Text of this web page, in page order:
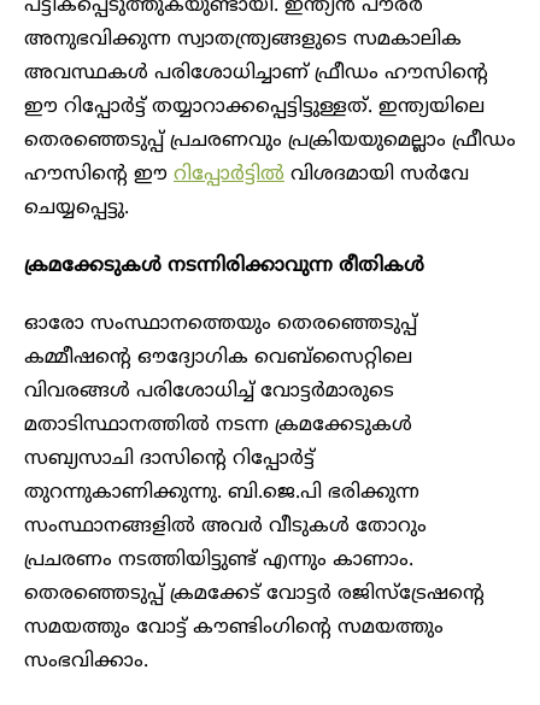
പട്ടികപ്പെടുത്തുകയുണ്ടായി. ഇന്ത്യൻ പൗരർ
അനുഭവിക്കുന്ന സ്വാതന്ത്ര്യങ്ങളുടെ സമകാലിക
അവസ്ഥകൾ പരിശോധിച്ചാണ് ഫ്രീഡം ഹൗസിന്റെ
ഈ റിപ്പോർട്ട് തയ്യാറാക്കപ്പെട്ടിട്ടുള്ളത്. ഇന്ത്യയിലെ
തെരഞ്ഞെടുപ്പ് പ്രചരണവും പ്രക്രിയയുമെല്ലാം ഫ്രീഡം
ഹൗസിന്റെ ഈ റിപ്പോർട്ടിൽ വിശദമായി സർവേ
ചെയ്യപ്പെട്ടു.
ക്രമക്കേടുകൾ നടന്നിരിക്കാവുന്ന രീതികൾ
ഓരോ സംസ്ഥാനത്തെയും തെരഞ്ഞെടുപ്പ്
കമ്മീഷന്റെ ഔദ്യോഗിക വെബ്‌സൈറ്റിലെ
വിവരങ്ങൾ പരിശോധിച്ച് വോട്ടർമാരുടെ
മതാടിസ്ഥാനത്തിൽ നടന്ന ക്രമക്കേടുകൾ
സബ്യസാചി ദാസിന്റെ റിപ്പോർട്ട്
തുറന്നുകാണിക്കുന്നു. ബി.ജെ.പി ഭരിക്കുന്ന
സംസ്ഥാനങ്ങളിൽ അവർ വീടുകൾ തോറും
പ്രചരണം നടത്തിയിട്ടുണ്ട് എന്നും കാണാം.
തെരഞ്ഞെടുപ്പ് ക്രമക്കേട് വോട്ടർ രജിസ്‌ട്രേഷന്റെ
സമയത്തും വോട്ട് കൗണ്ടിംഗിന്റെ സമയത്തും
സംഭവിക്കാം.